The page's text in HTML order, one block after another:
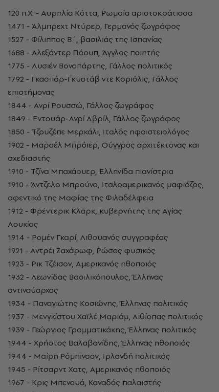
120 π.Χ. - Αυρηλία Κόττα, Ρωμαία αριστοκράτισσα
1471 - Άλμπρεχτ Ντύρερ, Γερμανός ζωγράφος
1527 - Φίλιππος Β΄, βασιλιάς της Ισπανίας
1688 - Αλεξάντερ Πόουπ, Άγγλος ποιητής
1775 - Λυσιέν Βοναπάρτης, Γάλλος πολιτικός
1792 - Γκασπάρ-Γκυστάβ ντε Κοριόλις, Γάλλος
επιστήμονας
1844 - Ανρί Ρουσσώ, Γάλλος ζωγράφος
1849 - Εντουάρ-Ανρί Αβρίλ, Γάλλος ζωγράφος
1850 - Τζουζέπε Μερκάλι, Ιταλός ηφαιστειολόγος
1902 - Μαρσέλ Μπρόιερ, Ούγγρος αρχιτέκτονας και
σχεδιαστής
1910 - Τζίνα Μπαχάουερ, Ελληνίδα πιανίστρια
1910 - Άντζελο Μπρούνο, Ιταλοαμερικανός μαφιόζος,
αφεντικό της Μαφίας της Φιλαδέλφεια
1912 - Φρέντερικ Κλαρκ, κυβερνήτης της Αγίας
Λουκίας
1914 - Ρομέν Γκαρί, Λιθουανός συγγραφέας
1921 - Αντρέι Ζαχάρωφ, Ρώσος φυσικός
1923 - Ρικ Τζέισον, Αμερικανός ηθοποιός
1932 - Λεωνίδας Βασιλικόπουλος, Έλληνας
αντιναύαρχος
1934 - Παναγιώτης Κοσιώνης, Έλληνας πολιτικός
1937 - Μενγκίστου Χαϊλέ Μαριάμ, Αιθίοπας πολιτικός
1939 - Γεώργιος Γραμματικάκης, Έλληνας πολιτικός
1944 - Χρήστος Βαλαβανίδης, Έλληνας ηθοποιός
1944 - Μαίρη Ρόμπινσον, Ιρλανδή πολιτικός
1945 - Ρίτσαρντ Χατς, Αμερικανός ηθοποιός
1967 - Κρις Μπενουά, Καναδός παλαιστής